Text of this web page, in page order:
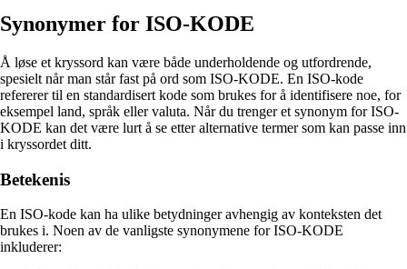
Synonymer for ISO-KODE
Å løse et kryssord kan være både underholdende og utfordrende,
spesielt når man står fast på ord som ISO-KODE. En ISO-kode
refererer til en standardisert kode som brukes for å identifisere noe, for
eksempel land, språk eller valuta. Når du trenger et synonym for ISO-
KODE kan det være lurt å se etter alternative termer som kan passe inn
i kryssordet ditt.
Betekenis
En ISO-kode kan ha ulike betydninger avhengig av konteksten det
brukes i. Noen av de vanligste synonymene for ISO-KODE
inkluderer: